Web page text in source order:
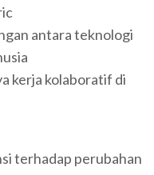
antara teknologi
kerja kolaboratif di
terhadap perubahan